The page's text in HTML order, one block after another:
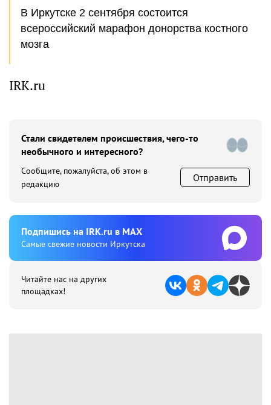
В Иркутске 2 сентября состоится
всероссийский марафон донорства костного
мозга
IRK.ru
Стали свидетелем происшествия, чего-то
необычного и интересного?
Сообщите, пожалуйста, об этом в
редакцию
Отправить
Подпишиcь на IRK.ru в MAX
Cамые свежие новости Иркутска
Читайте нас на других
площадках!